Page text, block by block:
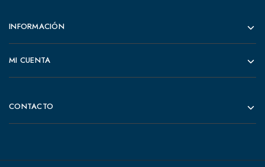
INFORMACIÓN
MI CUENTA
CONTACTO